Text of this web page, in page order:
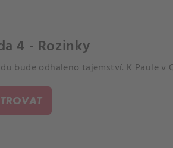
4 - Rozinky
bude odhaleno tajemství. K Paule v